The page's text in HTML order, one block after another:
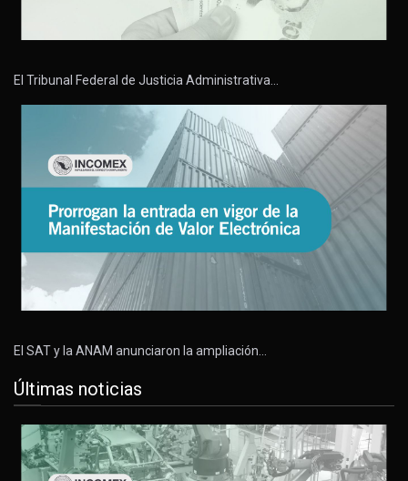
El Tribunal Federal de Justicia Administrativa…
El SAT y la ANAM anunciaron la ampliación…
Últimas noticias